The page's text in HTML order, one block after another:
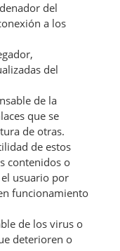
del
a los
del
de la
que se
de otras.
de estos
contenidos o
usuario por
funcionamiento
de los virus o
deterioren o